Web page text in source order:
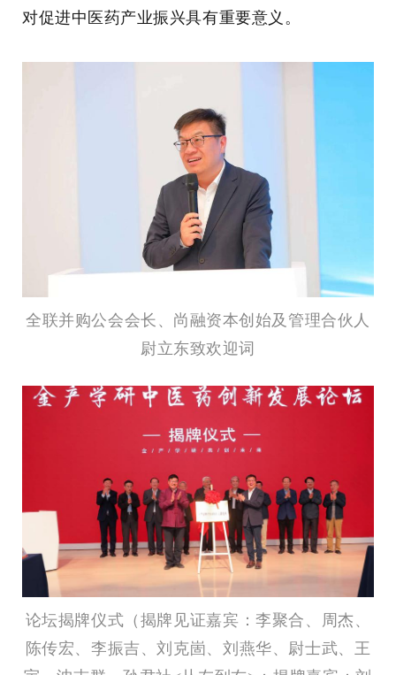
对促进中医药产业振兴具有重要意义。
全联并购公会会长、尚融资本创始及管理合伙人
尉立东致欢迎词
论坛揭牌仪式（揭牌见证嘉宾：李聚合、周杰、
陈传宏、李振吉、刘克崮、刘燕华、尉士武、王